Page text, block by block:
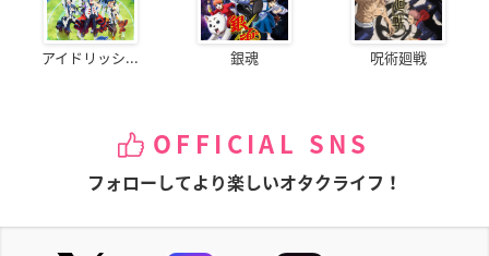
アイドリッシ... 銀魂 呪術廻戦
OFFICIAL SNS
フォローしてより楽しいオタクライフ！